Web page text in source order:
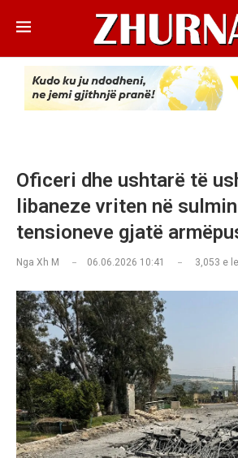
Oficeri dhe ushtarë të
libaneze vriten në
tensioneve gjatë
Nga Xh M 06.06.2026 10:41 3,053 e